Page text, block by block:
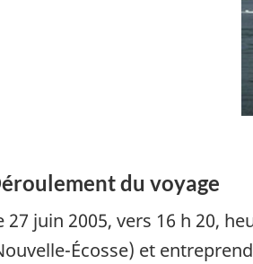
du voyage
27 juin 2005, vers 16 h 20,
Écosse) et